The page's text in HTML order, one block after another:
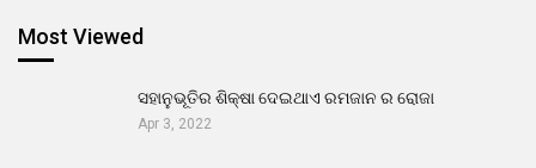
Most Viewed
ସହାନୁଭୂତିର ଶିକ୍ଷା ଦେଇଥାଏ ରମଜାନ ର ରୋଜା
Apr 3, 2022